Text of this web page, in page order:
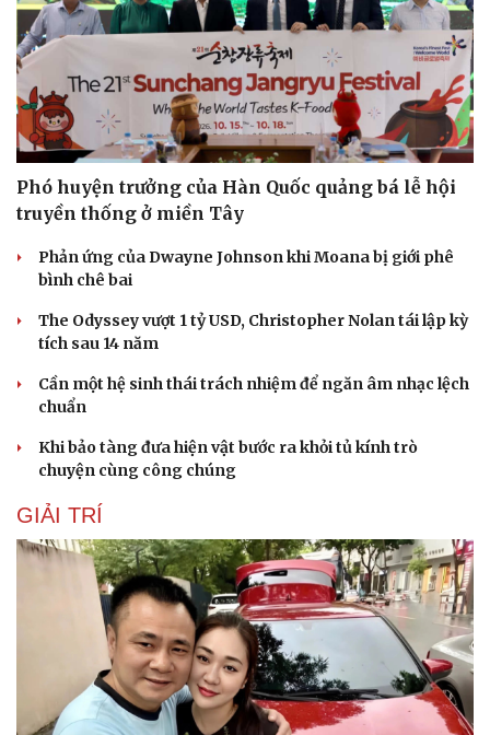
Phó huyện trưởng của Hàn Quốc quảng bá lễ hội
truyền thống ở miền Tây
Phản ứng của Dwayne Johnson khi Moana bị giới phê
bình chê bai
The Odyssey vượt 1 tỷ USD, Christopher Nolan tái lập kỳ
tích sau 14 năm
Cần một hệ sinh thái trách nhiệm để ngăn âm nhạc lệch
chuẩn
Khi bảo tàng đưa hiện vật bước ra khỏi tủ kính trò
chuyện cùng công chúng
GIẢI TRÍ